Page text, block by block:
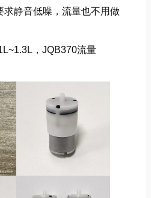
求静音低噪，流量也不用做
，JQB370流量